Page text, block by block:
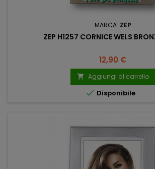
MARCA: ZEP
ZEP H1257 CORNICE WELS
Prezzo
12,90 €
 Aggiungi al carrello
 Disponibile